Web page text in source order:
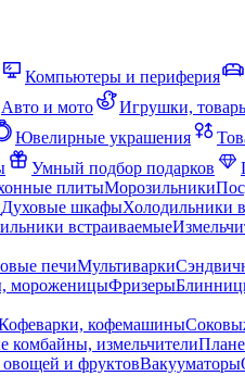
Компьютеры и периферия
Авто и мото Игрушки,
Ювелирные украшения
Умный подбор подарков
плитыМорозильники
Духовые шкафыХолодильники
встраиваемые
печиМультиварки
мороженицыФризеры
кофемашины
комбайны, измельчители
и фруктовВакууматоры